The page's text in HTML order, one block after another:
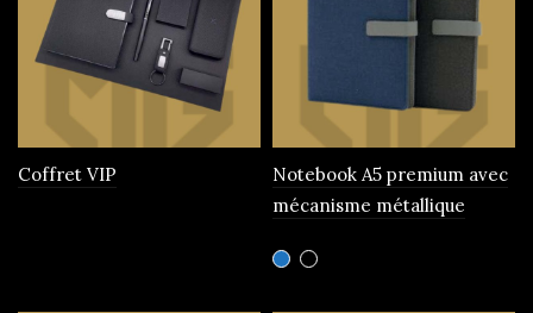
Coffret VIP
Notebook A5 premium avec
mécanisme métallique
Ce
produit